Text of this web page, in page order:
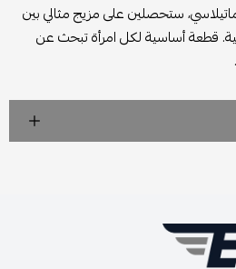
ستحصلين على مزيج مثالي بين
قطعة أساسية لكل امرأة تبحث عن